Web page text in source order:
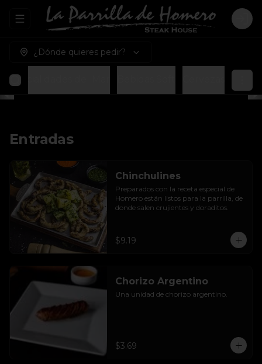
Abrir menu de navegación
¿Dónde quieres pedir?
Especialidades del Mar
Entradas
Chinchulines
Preparados con la receta especial de
Homero están listos para la parrilla, de
donde salen crujientes y doraditos.
$9.19
Chorizo Argentino
Una unidad de chorizo argentino.
$3.69